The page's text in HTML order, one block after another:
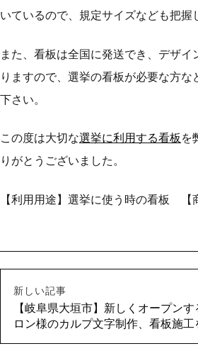
いているので、規定サイズなども把握
また、看板は全国に発送でき、デザイ
りますので、選挙の看板が必要な方な
下さい。
この度は大切な選挙に利用する看板 を
りがとうございました。
【利用用途】選挙に使う時の看板 【
新しい記事
【岐阜県大垣市】新しくオープン
ロン様のカルプ文字制作、看板施工